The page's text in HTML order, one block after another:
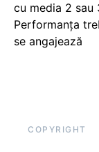
cu media 2 sau
Performanța
se angajează
COPYRIGHT